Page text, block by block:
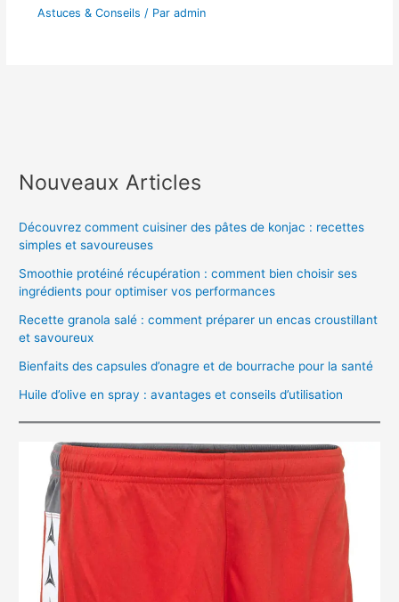
Astuces & Conseils / Par admin
Nouveaux Articles
Découvrez comment cuisiner des pâtes de konjac : recettes
simples et savoureuses
Smoothie protéiné récupération : comment bien choisir ses
ingrédients pour optimiser vos performances
Recette granola salé : comment préparer un encas croustillant
et savoureux
Bienfaits des capsules d’onagre et de bourrache pour la santé
Huile d’olive en spray : avantages et conseils d’utilisation